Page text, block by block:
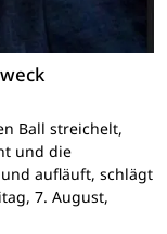
Ball streichelt,
und die
aufläuft, schlägt
7. August,